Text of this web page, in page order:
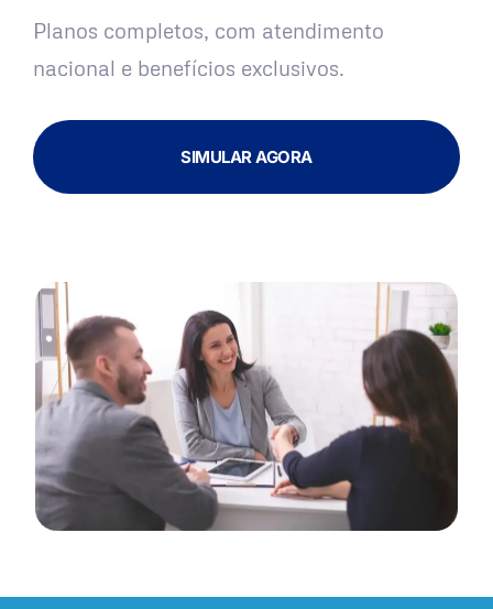
Planos completos, com atendimento
nacional e benefícios exclusivos.
SIMULAR AGORA